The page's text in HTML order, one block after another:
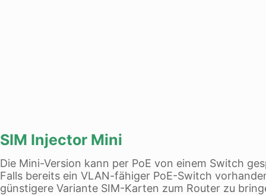
SIM Injector Mini
Die Mini-Version kann per PoE von einem Switch
Falls bereits ein VLAN-fähiger PoE-Switch
günstigere Variante SIM-Karten zum Router zu